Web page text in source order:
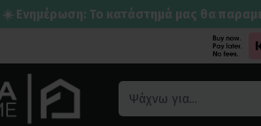
☀️ Ενημέρωση: Το κατάστημά μας θα